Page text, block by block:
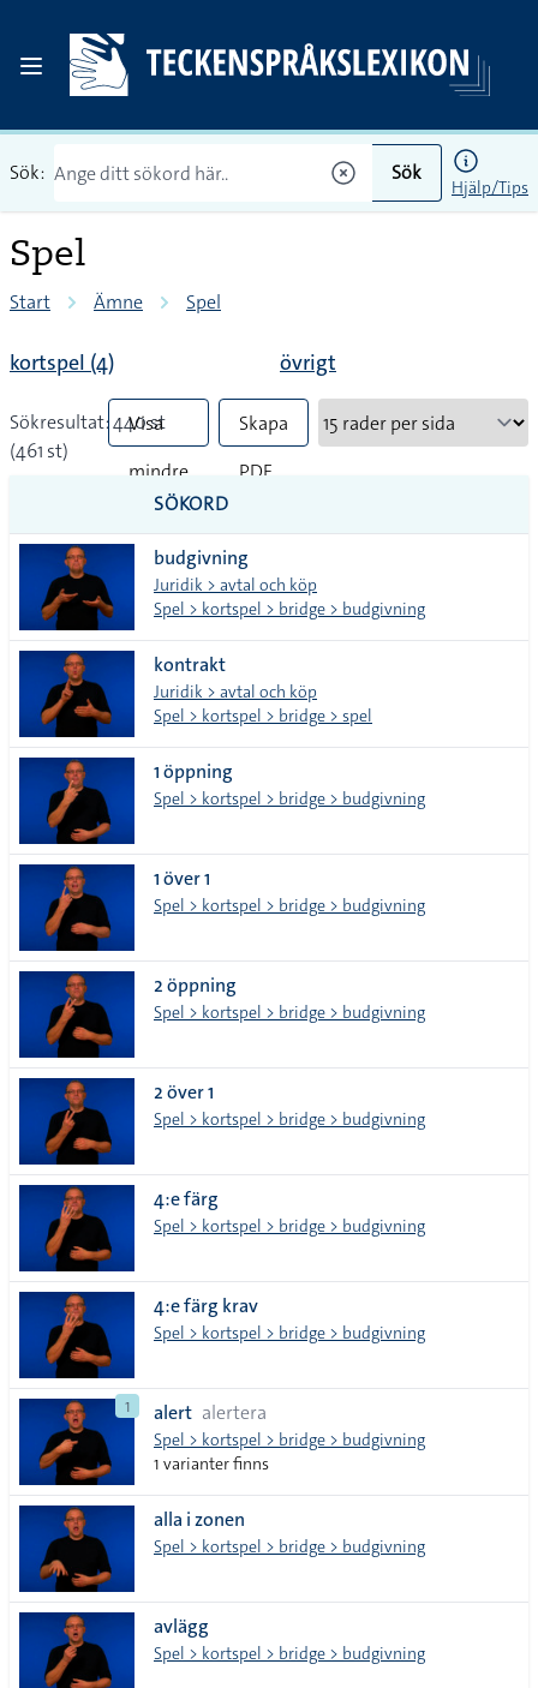
Sök: Sök
Hjälp/Tips
Spel
Start Ämne Spel
kortspel (4) övrigt
Sökresultat: 440 st
(461 st)
Visa
mindre
tecken
Skapa
PDF
SÖKORD
budgivning
Juridik > avtal och köp
Spel > kortspel > bridge > budgivning
kontrakt
Juridik > avtal och köp
Spel > kortspel > bridge > spel
1 öppning
Spel > kortspel > bridge > budgivning
1 över 1
Spel > kortspel > bridge > budgivning
2 öppning
Spel > kortspel > bridge > budgivning
2 över 1
Spel > kortspel > bridge > budgivning
4:e färg
Spel > kortspel > bridge > budgivning
4:e färg krav
Spel > kortspel > bridge > budgivning
1 alert alertera
Spel > kortspel > bridge > budgivning
1 varianter finns
alla i zonen
Spel > kortspel > bridge > budgivning
avlägg
Spel > kortspel > bridge > budgivning